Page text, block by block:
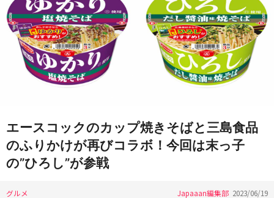
エースコックのカップ焼きそばと三島食品
のふりかけが再びコラボ！今回は末っ子
の”ひろし”が参戦
グルメ Japaaan編集部 2023/06/19